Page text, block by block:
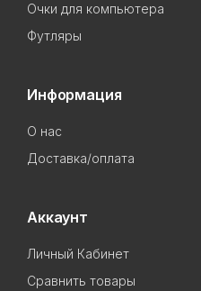
Очки для компьютера
Футляры
Информация
О нас
Доставка/оплата
Аккаунт
Личный Кабинет
Сравнить товары